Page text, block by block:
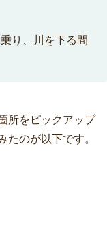
り、川を下る間
所をピックアップ
のが以下です。